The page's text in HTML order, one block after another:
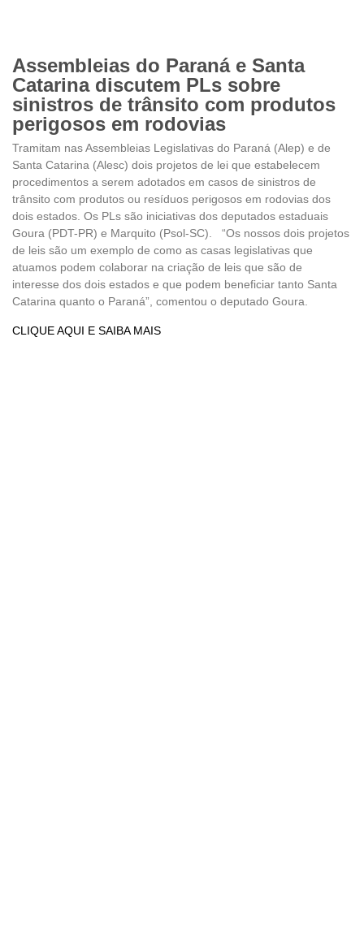
Assembleias do Paraná e Santa
Catarina discutem PLs sobre
sinistros de trânsito com produtos
perigosos em rodovias
Tramitam nas Assembleias Legislativas do Paraná (Alep) e de
Santa Catarina (Alesc) dois projetos de lei que estabelecem
procedimentos a serem adotados em casos de sinistros de
trânsito com produtos ou resíduos perigosos em rodovias dos
dois estados. Os PLs são iniciativas dos deputados estaduais
Goura (PDT-PR) e Marquito (Psol-SC). “Os nossos dois projetos
de leis são um exemplo de como as casas legislativas que
atuamos podem colaborar na criação de leis que são de
interesse dos dois estados e que podem beneficiar tanto Santa
Catarina quanto o Paraná”, comentou o deputado Goura.
CLIQUE AQUI E SAIBA MAIS